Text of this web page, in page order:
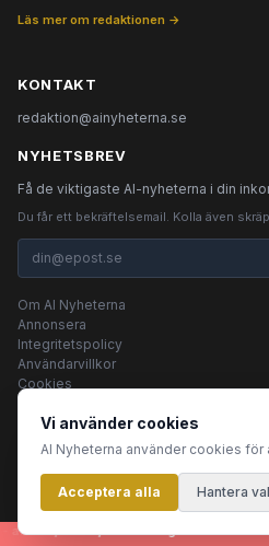
Läs mer om redaktionen →
KONTAKT
redaktion@ainyheterna.se
NYHETSBREV
Få de viktigaste AI-nyheterna i din
Du får ett bekräftelsemail. Kolla även
Om AI Nyheterna
Annonsera
Integritetspolicy
Användarvillkor
Cookies
© 2026 AI Nyheterna •
Innehållet produceras
Vi använder cookies
AI Nyheterna använder cookies
Acceptera alla Hantera val
bilder, rubriker - genereras helt